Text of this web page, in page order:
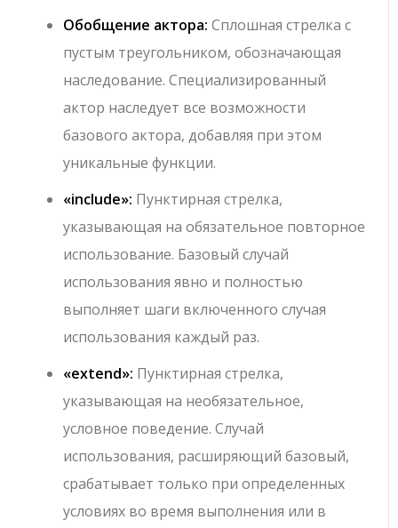
Обобщение актора: Сплошная стрелка с
пустым треугольником, обозначающая
наследование. Специализированный
актор наследует все возможности
базового актора, добавляя при этом
уникальные функции.
«include»: Пунктирная стрелка,
указывающая на обязательное повторное
использование. Базовый случай
использования явно и полностью
выполняет шаги включенного случая
использования каждый раз.
«extend»: Пунктирная стрелка,
указывающая на необязательное,
условное поведение. Случай
использования, расширяющий базовый,
срабатывает только при определенных
условиях во время выполнения или в